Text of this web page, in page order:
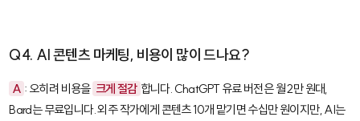
Q4. AI 콘텐츠 마케팅, 비용이 많이 드나요?
A : 오히려 비용을 크게 절감 합니다. ChatGPT 유료 버전은 월 2만 원대,
Bard는 무료입니다. 외주 작가에게 콘텐츠 10개 맡기면 수십만 원이지만, AI는